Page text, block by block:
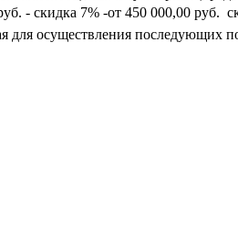
- скидка 7% -от 450 000,00 руб.
для осуществления